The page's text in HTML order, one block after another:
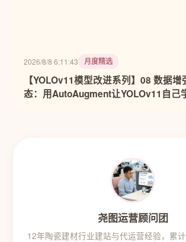
2026/8/8 6:11:43 月度精选
【YOLOv11模型改进系列】08 数据
态：用AutoAugment让YOLOv11自己
尧图运营顾问团
12年陶瓷建材行业建站与代运营经验，累